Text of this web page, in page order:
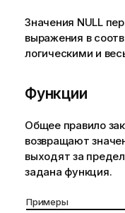
н
ф
о
а
и
и
Значения NULL
выражения в
логическими и
Функции
Общее правило
возвращают
выходят за
задана функция.
Примеры